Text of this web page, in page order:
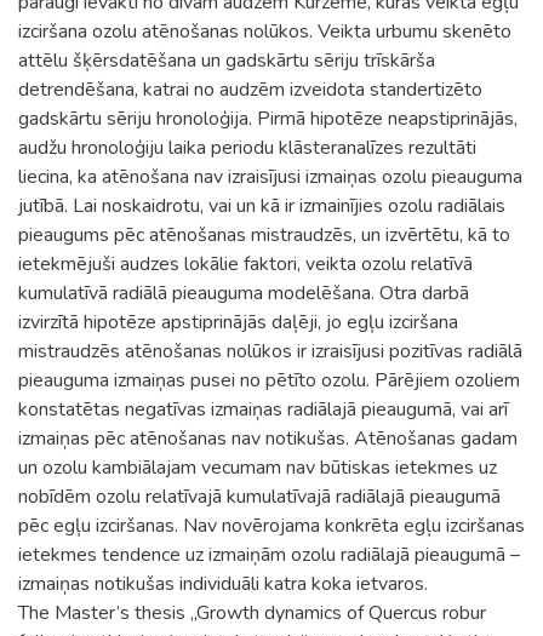
izciršana ozolu atēnošanas nolūkos. Veikta urbumu skenēto
attēlu šķērsdatēšana un gadskārtu sēriju trīskārša
detrendēšana, katrai no audzēm izveidota standertizēto
gadskārtu sēriju hronoloģija. Pirmā hipotēze neapstiprinājās,
audžu hronoloģiju laika periodu klāsteranalīzes rezultāti
liecina, ka atēnošana nav izraisījusi izmaiņas ozolu pieauguma
jutībā. Lai noskaidrotu, vai un kā ir izmainījies ozolu radiālais
pieaugums pēc atēnošanas mistraudzēs, un izvērtētu, kā to
ietekmējuši audzes lokālie faktori, veikta ozolu relatīvā
kumulatīvā radiālā pieauguma modelēšana. Otra darbā
izvirzītā hipotēze apstiprinājās daļēji, jo egļu izciršana
mistraudzēs atēnošanas nolūkos ir izraisījusi pozitīvas radiālā
pieauguma izmaiņas pusei no pētīto ozolu. Pārējiem ozoliem
konstatētas negatīvas izmaiņas radiālajā pieaugumā, vai arī
izmaiņas pēc atēnošanas nav notikušas. Atēnošanas gadam
un ozolu kambiālajam vecumam nav būtiskas ietekmes uz
nobīdēm ozolu relatīvajā kumulatīvajā radiālajā pieaugumā
pēc egļu izciršanas. Nav novērojama konkrēta egļu izciršanas
ietekmes tendence uz izmaiņām ozolu radiālajā pieaugumā –
izmaiņas notikušas individuāli katra koka ietvaros.
The Master’s thesis „Growth dynamics of Quercus robur